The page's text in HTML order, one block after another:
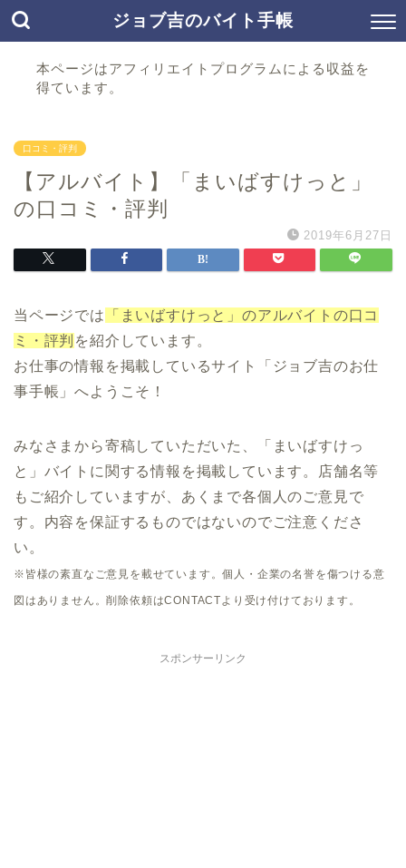
ジョブ吉のバイト手帳
本ページはアフィリエイトプログラムによる収益を
得ています。
口コミ・評判
【アルバイト】「まいばすけっと」
の口コミ・評判
2019年6月27日
当ページでは
「まいばすけっと」のアルバイトの口コ
ミ・評判 を紹介しています。
お仕事の情報を掲載しているサイト「ジョブ吉のお仕
事手帳」へようこそ！
みなさまから寄稿していただいた、「まいばすけっ
と」バイトに関する情報を掲載しています。店舗名等
もご紹介していますが、あくまで各個人のご意見で
す。内容を保証するものではないのでご注意くださ
い。
※皆様の素直なご意見を載せています。個人・企業の名誉を傷つける意
図はありません。削除依頼はCONTACTより受け付けております。
スポンサーリンク